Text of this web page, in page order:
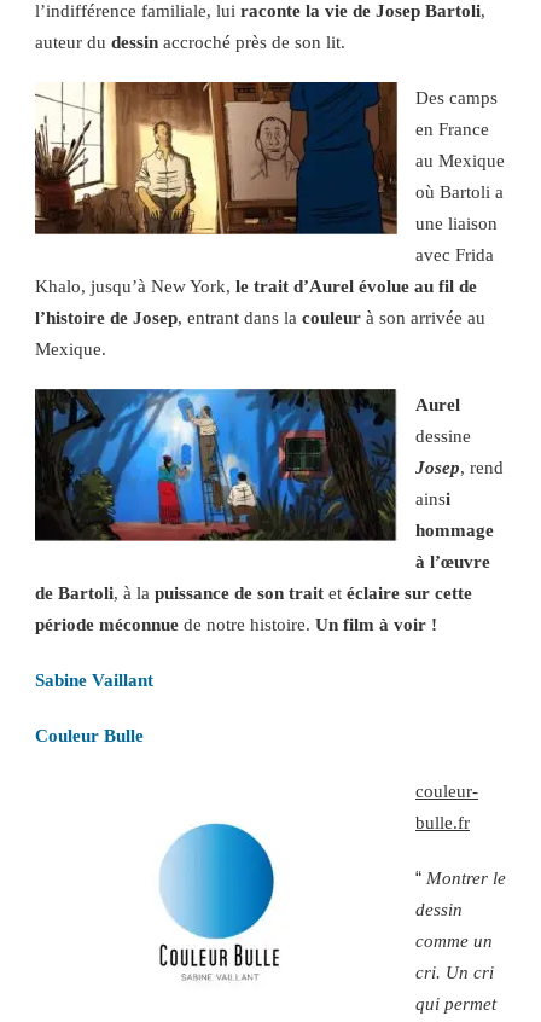
l’indifférence familiale, lui raconte la vie de Josep Bartoli,
auteur du dessin accroché près de son lit.
Des camps
en France
au Mexique
où Bartoli a
une liaison
avec Frida
Khalo, jusqu’à New York, le trait d’Aurel évolue au fil de
l’histoire de Josep, entrant dans la couleur à son arrivée au
Mexique.
Aurel
dessine
Josep, rend
ainsi
hommage
à l’œuvre
de Bartoli, à la puissance de son trait et éclaire sur cette
période méconnue de notre histoire. Un film à voir !
Sabine Vaillant
Couleur Bulle
couleur-
bulle.fr
“ Montrer le
dessin
comme un
cri. Un cri
qui permet